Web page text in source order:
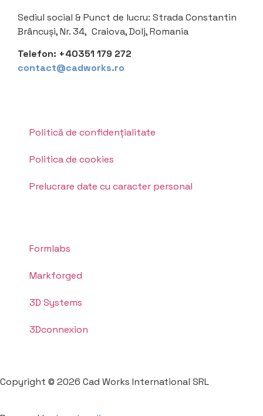
Sediul social &Punct de lucru: Strada Constantin
Brâncuși, Nr. 34, Craiova, Dolj, Romania
Telefon: +40351 179 272
contact@cadworks.ro
Politică de confidențialitate
Politica de cookies
Prelucrare date cu caracter personal
Formlabs
Markforged
3D Systems
3Dconnexion
Copyright © 2026 Cad Works International SRL